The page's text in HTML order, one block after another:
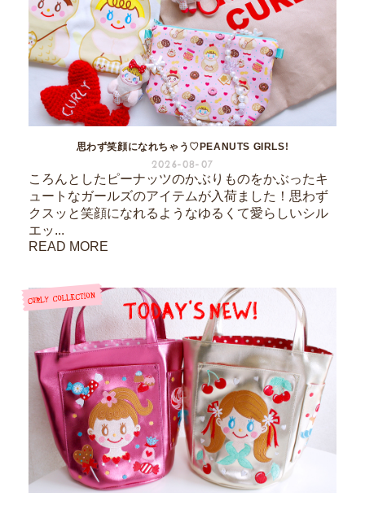
思わず笑顔になれちゃう♡PEANUTS GIRLS!
2026-08-07
ころんとしたピーナッツのかぶりものをかぶったキ
ュートなガールズのアイテムが入荷ました！思わず
クスッと笑顔になれるようなゆるくて愛らしいシル
エッ...
READ MORE